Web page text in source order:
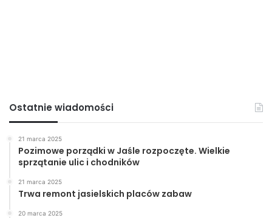
Ostatnie wiadomości
21 marca 2025
Pozimowe porządki w Jaśle rozpoczęte. Wielkie
sprzątanie ulic i chodników
21 marca 2025
Trwa remont jasielskich placów zabaw
20 marca 2025